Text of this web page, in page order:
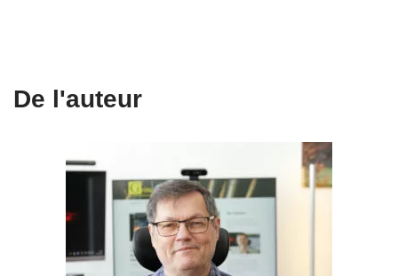
De l'auteur